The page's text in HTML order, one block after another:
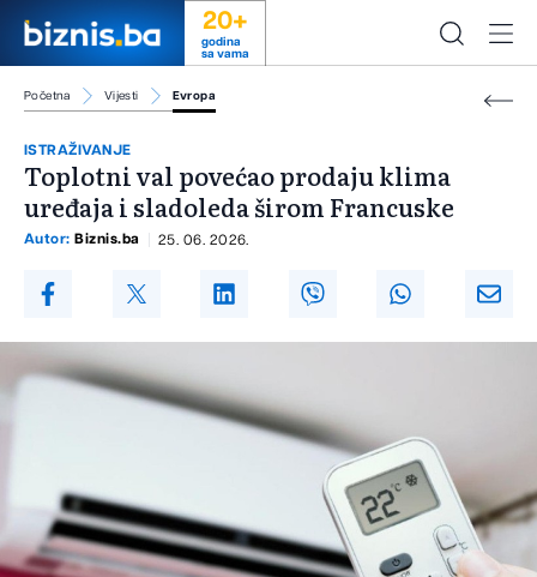
20+
godina
sa vama
Početna Vijesti Evropa
ISTRAŽIVANJE
Toplotni val povećao prodaju klima
uređaja i sladoleda širom Francuske
Autor: Biznis.ba 25. 06. 2026.